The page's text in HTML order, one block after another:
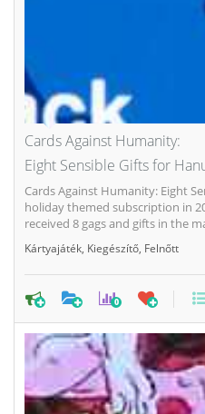
Cards Against Humanity:
Eight Sensible Gifts for
Cards Against Humanity: Eight
holiday themed subscription in
received 8 gags and gifts in the
Kártyajáték Kiegészítő Felnőtt
0